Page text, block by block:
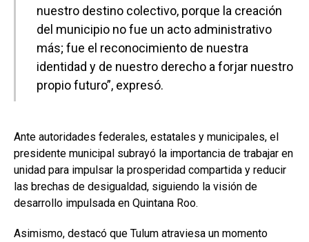
nuestro destino colectivo, porque la creación
del municipio no fue un acto administrativo
más; fue el reconocimiento de nuestra
identidad y de nuestro derecho a forjar nuestro
propio futuro”, expresó.
Ante autoridades federales, estatales y municipales, el
presidente municipal subrayó la importancia de trabajar en
unidad para impulsar la prosperidad compartida y reducir
las brechas de desigualdad, siguiendo la visión de
desarrollo impulsada en Quintana Roo.
Asimismo, destacó que Tulum atraviesa un momento